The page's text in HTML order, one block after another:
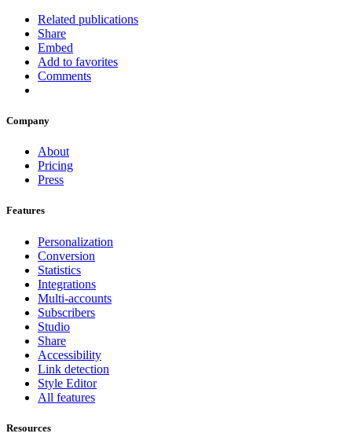
Related publications
Share
Embed
Add to favorites
Comments
Company
About
Pricing
Press
Features
Personalization
Conversion
Statistics
Integrations
Multi-accounts
Subscribers
Studio
Share
Accessibility
Link detection
Style Editor
All features
Resources